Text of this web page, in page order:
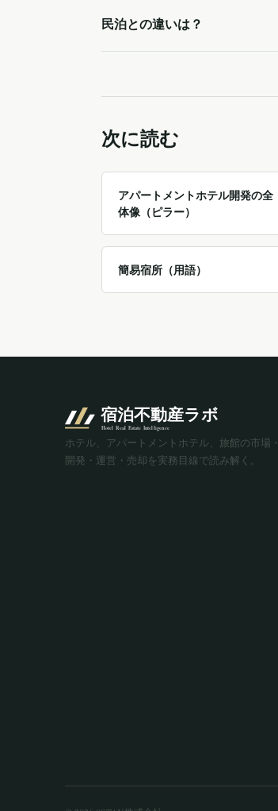
民泊との違いは？
次に読む
アパートメントホテル開発の全
体像（ピラー）
簡易宿所（用語）
ホテル、アパートメントホテル、旅館の市場・
開発・運営・売却を実務目線で読み解く。